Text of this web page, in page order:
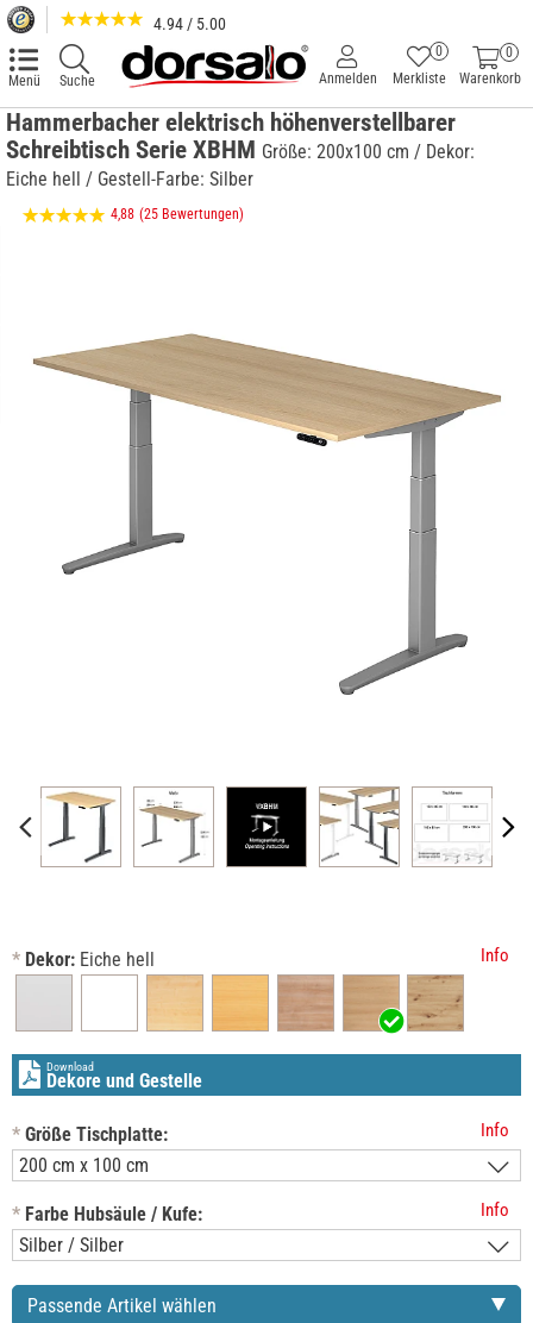
4.94 / 5.00
Menü Suche
0
Warenkorb
Merkliste
0
Anmelden
Hammerbacher elektrisch höhenverstellbarer
Schreibtisch Serie XBHM Größe: 200x100 cm / Dekor:
Eiche hell / Gestell-Farbe: Silber
4,88 (25 Bewertungen)
* Dekor: Eiche hell Info
Download
Dekore und Gestelle
* Größe Tischplatte: Info
* Farbe Hubsäule / Kufe: Info
Passende Artikel wählen